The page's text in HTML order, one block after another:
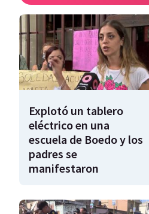
Explotó un tablero
eléctrico en una
escuela de Boedo y los
padres se
manifestaron